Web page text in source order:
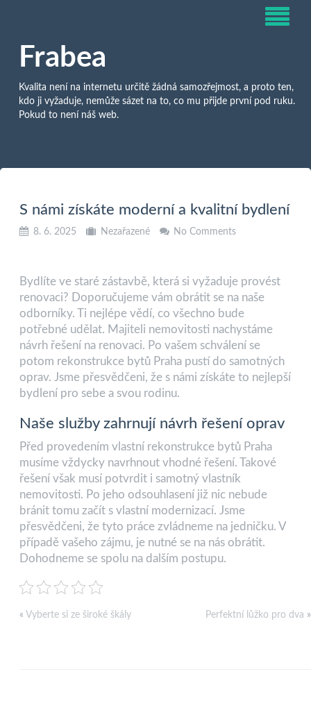
Frabea
Kvalita není na internetu určitě žádná samozřejmost, a proto ten,
kdo ji vyžaduje, nemůže sázet na to, co mu přijde první pod ruku.
Pokud to není náš web.
S námi získáte moderní a kvalitní bydlení
8. 6. 2025 Nezařazené No Comments
Bydlíte ve staré zástavbě, která si vyžaduje provést
renovaci? Doporučujeme vám obrátit se na naše
odborníky. Ti nejlépe vědí, co všechno bude
potřebné udělat. Majiteli nemovitosti nachystáme
návrh řešení na renovaci. Po vašem schválení se
potom rekonstrukce bytů Praha pustí do samotných
oprav. Jsme přesvědčeni, že s námi získáte to nejlepší
bydlení pro sebe a svou rodinu.
Naše služby zahrnují návrh řešení oprav
Před provedením vlastní rekonstrukce bytů Praha
musíme vždycky navrhnout vhodné řešení. Takové
řešení však musí potvrdit i samotný vlastník
nemovitosti. Po jeho odsouhlasení již nic nebude
bránit tomu začít s vlastní modernizací. Jsme
přesvědčeni, že tyto práce zvládneme na jedničku. V
případě vašeho zájmu, je nutné se na nás obrátit.
Dohodneme se spolu na dalším postupu.
« Vyberte si ze široké škály Perfektní lůžko pro dva »